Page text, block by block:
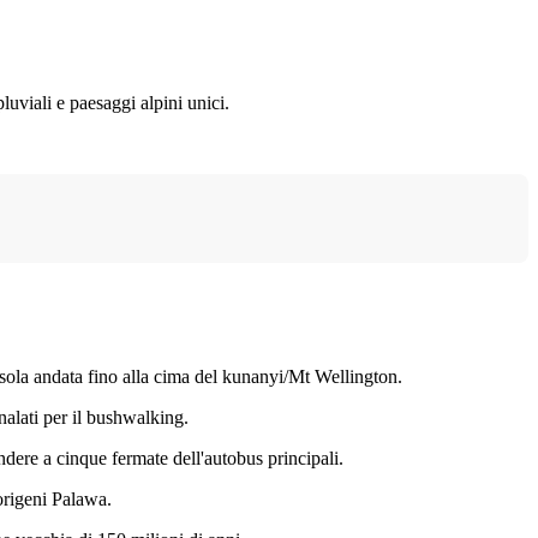
e paesaggi alpini unici.
andata fino alla cima del kunanyi/Mt Wellington.
per il bushwalking.
a cinque fermate dell'autobus principali.
Palawa.